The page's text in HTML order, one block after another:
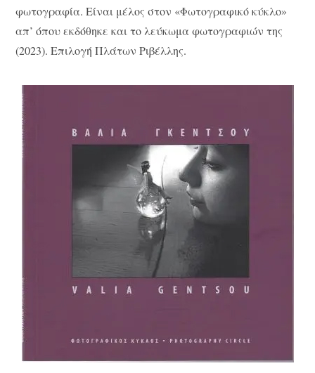
φωτογραφία. Είναι μέλος στον «Φωτογραφικό κύκλο»
απ’ όπου εκδόθηκε και το λεύκωμα φωτογραφιών της
(2023). Επιλογή Πλάτων Ριβέλλης.